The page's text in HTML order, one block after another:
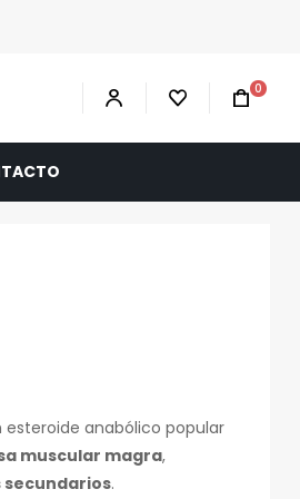
0
anabólico popular
muscular magra,
.